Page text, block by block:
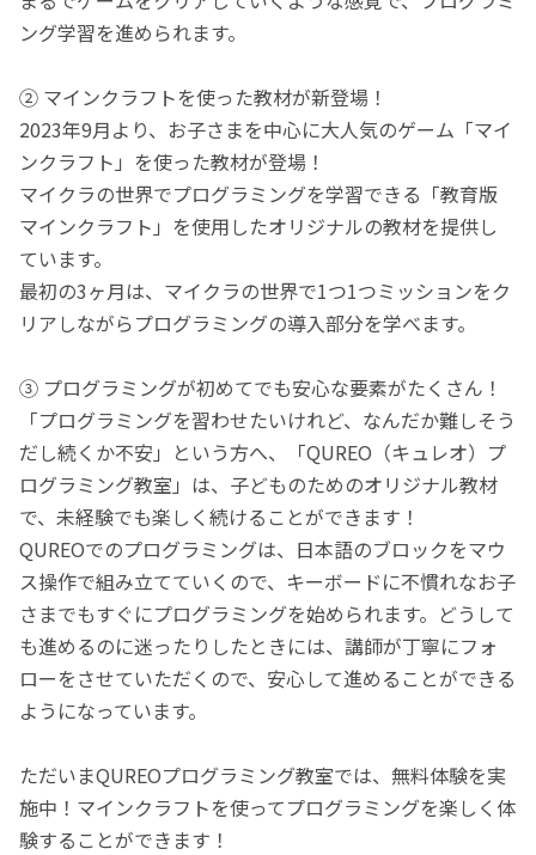
ング学習を進められます。
② マインクラフトを使った教材が新登場！
2023年9月より、お子さまを中心に大人気のゲーム「マイ
ンクラフト」を使った教材が登場！
マイクラの世界でプログラミングを学習できる「教育版
マインクラフト」を使用したオリジナルの教材を提供し
ています。
最初の3ヶ月は、マイクラの世界で1つ1つミッションをク
リアしながらプログラミングの導入部分を学べます。
③ プログラミングが初めてでも安心な要素がたくさん！
「プログラミングを習わせたいけれど、なんだか難しそう
だし続くか不安」という方へ、「QUREO（キュレオ）プ
ログラミング教室」は、子どものためのオリジナル教材
で、未経験でも楽しく続けることができます！
QUREOでのプログラミングは、日本語のブロックをマウ
ス操作で組み立てていくので、キーボードに不慣れなお子
さまでもすぐにプログラミングを始められます。どうして
も進めるのに迷ったりしたときには、講師が丁寧にフォ
ローをさせていただくので、安心して進めることができる
ようになっています。
ただいまQUREOプログラミング教室では、無料体験を実
施中！マインクラフトを使ってプログラミングを楽しく体
験することができます！